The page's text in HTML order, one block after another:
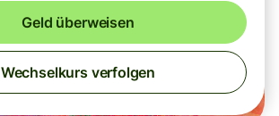
Geld überweisen
Wechselkurs verfolgen